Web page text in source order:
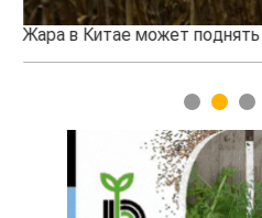
Жара в Китае может поднять
1 2 3